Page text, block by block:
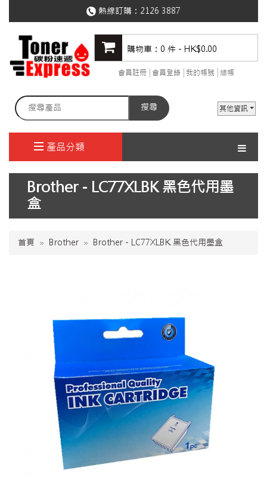
熱線訂購： 2126 3887
購物車：0 件 - HK$0.00
會員註冊 會員登錄 我的帳號 結帳
搜尋 其他資訊
產品分類
Brother - LC77XLBK 黑色代用墨
盒
首頁 Brother Brother - LC77XLBK 黑色代用墨盒